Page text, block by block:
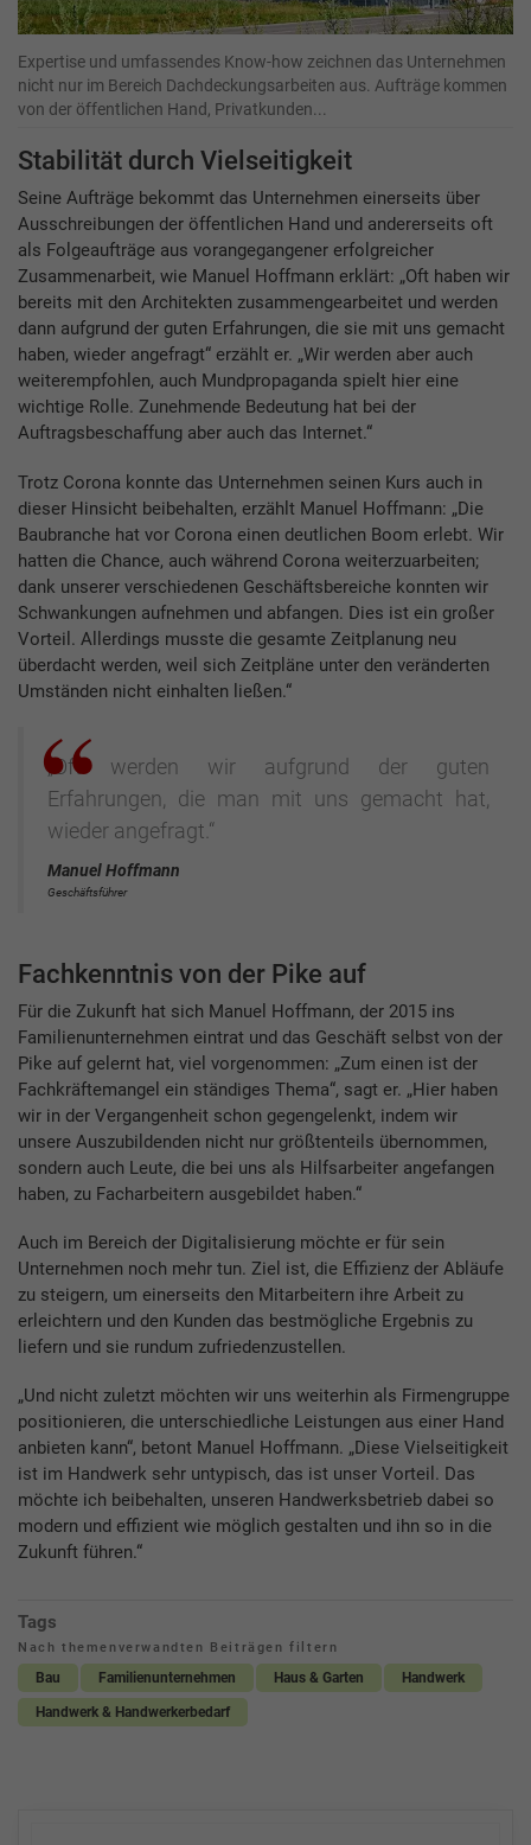
Expertise und umfassendes Know-how zeichnen das Unternehmen
nicht nur im Bereich Dachdeckungsarbeiten aus. Aufträge kommen
von der öffentlichen Hand, Privatkunden...
Stabilität durch Vielseitigkeit
Seine Aufträge bekommt das Unternehmen einerseits über
Ausschreibungen der öffentlichen Hand und andererseits oft
als Folgeaufträge aus vorangegangener erfolgreicher
Zusammenarbeit, wie Manuel Hoffmann erklärt: „Oft haben wir
bereits mit den Architekten zusammengearbeitet und werden
dann aufgrund der guten Erfahrungen, die sie mit uns gemacht
haben, wieder angefragt“ erzählt er. „Wir werden aber auch
weiterempfohlen, auch Mundpropaganda spielt hier eine
wichtige Rolle. Zunehmende Bedeutung hat bei der
Auftragsbeschaffung aber auch das Internet.“
Trotz Corona konnte das Unternehmen seinen Kurs auch in
dieser Hinsicht beibehalten, erzählt Manuel Hoffmann: „Die
Baubranche hat vor Corona einen deutlichen Boom erlebt. Wir
hatten die Chance, auch während Corona weiterzuarbeiten;
dank unserer verschiedenen Geschäftsbereiche konnten wir
Schwankungen aufnehmen und abfangen. Dies ist ein großer
Vorteil. Allerdings musste die gesamte Zeitplanung neu
überdacht werden, weil sich Zeitpläne unter den veränderten
Umständen nicht einhalten ließen.“
„Oft werden wir aufgrund der guten
Erfahrungen, die man mit uns gemacht hat,
wieder angefragt.“
Manuel Hoffmann
Geschäftsführer
Fachkenntnis von der Pike auf
Für die Zukunft hat sich Manuel Hoffmann, der 2015 ins
Familienunternehmen eintrat und das Geschäft selbst von der
Pike auf gelernt hat, viel vorgenommen: „Zum einen ist der
Fachkräftemangel ein ständiges Thema“, sagt er. „Hier haben
wir in der Vergangenheit schon gegengelenkt, indem wir
unsere Auszubildenden nicht nur größtenteils übernommen,
sondern auch Leute, die bei uns als Hilfsarbeiter angefangen
haben, zu Facharbeitern ausgebildet haben.“
Auch im Bereich der Digitalisierung möchte er für sein
Unternehmen noch mehr tun. Ziel ist, die Effizienz der Abläufe
zu steigern, um einerseits den Mitarbeitern ihre Arbeit zu
erleichtern und den Kunden das bestmögliche Ergebnis zu
liefern und sie rundum zufriedenzustellen.
„Und nicht zuletzt möchten wir uns weiterhin als Firmengruppe
positionieren, die unterschiedliche Leistungen aus einer Hand
anbieten kann“, betont Manuel Hoffmann. „Diese Vielseitigkeit
ist im Handwerk sehr untypisch, das ist unser Vorteil. Das
möchte ich beibehalten, unseren Handwerksbetrieb dabei so
modern und effizient wie möglich gestalten und ihn so in die
Zukunft führen.“
Tags
Nach themenverwandten Beiträgen filtern
Bau Familienunternehmen Haus & Garten Handwerk
Handwerk & Handwerkerbedarf